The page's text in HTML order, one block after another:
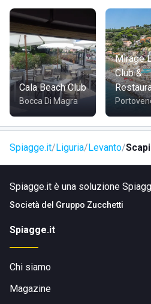
Visita il sito di
Cala Beach Club
Bocca Di Magra
Mirage
Club &
Spiagge.it Liguria Levanto
Spiagge.it è una soluzione
Società del Gruppo Zucchetti
Spiagge.it
Chi siamo
Magazine